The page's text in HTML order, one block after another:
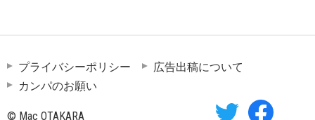
プライバシーポリシー
広告出稿について
カンパのお願い
© Mac OTAKARA